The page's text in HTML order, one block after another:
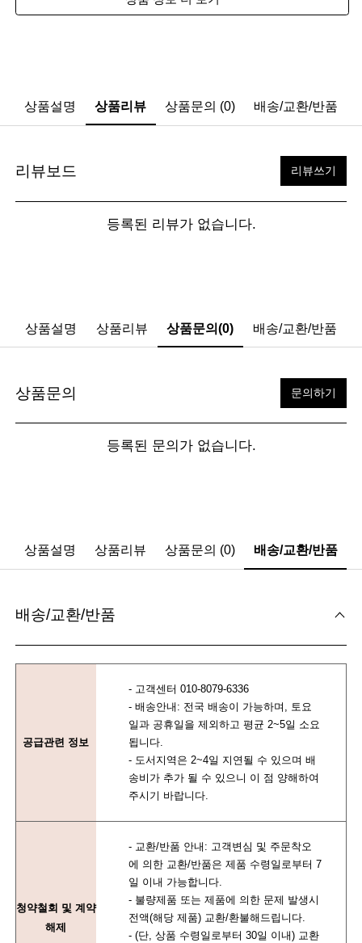
상품설명 상품리뷰 상품문의 (0) 배송/교환/반품
리뷰보드 리뷰쓰기
등록된 리뷰가 없습니다.
상품설명 상품리뷰 상품문의(0) 배송/교환/반품
상품문의 문의하기
등록된 문의가 없습니다.
상품설명 상품리뷰 상품문의 (0) 배송/교환/반품
배송/교환/반품
공급관련 정보
- 고객센터 010-8079-6336
- 배송안내: 전국 배송이 가능하며, 토요
일과 공휴일을 제외하고 평균 2~5일 소요
됩니다.
- 도서지역은 2~4일 지연될 수 있으며 배
송비가 추가 될 수 있으니 이 점 양해하여
주시기 바랍니다.
청약철회 및 계약
해제
- 교환/반품 안내: 고객변심 및 주문착오
에 의한 교환/반품은 제품 수령일로부터 7
일 이내 가능합니다.
- 불량제품 또는 제품에 의한 문제 발생시
전액(해당 제품) 교환/환불해드립니다.
- (단, 상품 수령일로부터 30일 이내) 교환